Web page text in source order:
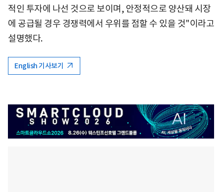
적인 투자에 나선 것으로 보이며, 안정적으로 양산돼 시장
에 공급될 경우 경쟁력에서 우위를 점할 수 있을 것"이라고
설명했다.
English 기사보기